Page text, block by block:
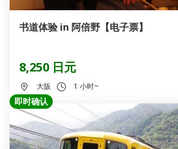
书道体验 in 阿倍野【电子票】
8,250 日元
大阪 1 小时~
即时确认